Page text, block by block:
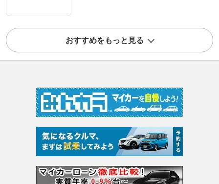
おすすめをもっと見る